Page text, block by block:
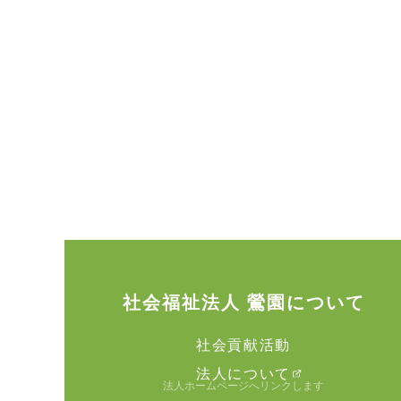
社会福祉法人 鶯園について
社会貢献活動
法人について
法人ホームページへリンクします